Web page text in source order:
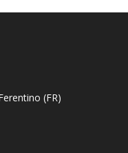
(FR)